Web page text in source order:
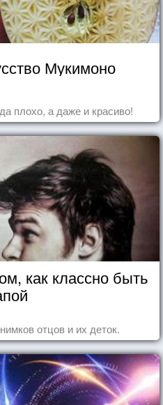
Мукимоно
плохо, а даже и красиво!
как классно быть
отцов и их деток.